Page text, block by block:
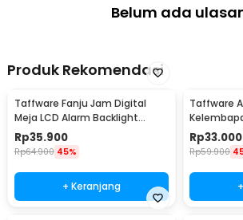
1 x TaffHOME Jam Dinding Aesthetic Ginkgo
1 x Set Jarum Jam
2 x Hook
Belum ada
Produk Rekomendasi
Taffware Fanju Jam Digital
Meja LCD Alarm Backlight
Sensor Suhu - JP9901
Rp35.900
Rp64.900 45%
+ Keranjang
Taffware
Jam Alarm
Rp33.000
Rp59.900